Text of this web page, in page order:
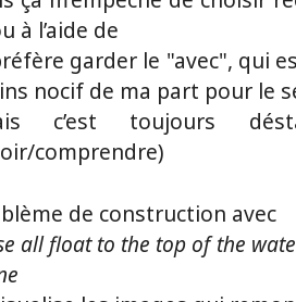
à l’aide de
garder le "avec", qui
nocif de ma part pour le
c’est toujours
comprendre)
de construction avec
all float to the top of the